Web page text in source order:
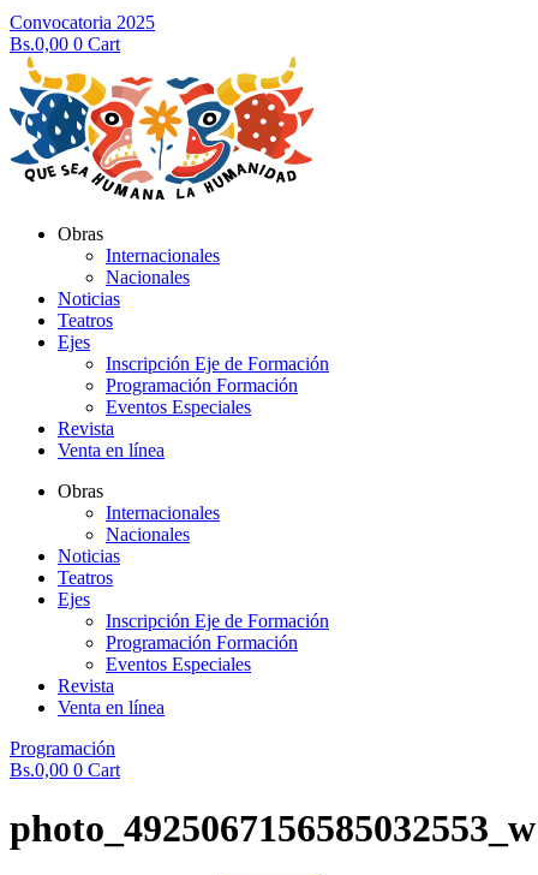
Convocatoria 2025
Bs.0,00 0 Cart
Obras
Internacionales
Nacionales
Noticias
Teatros
Ejes
Inscripción Eje de Formación
Programación Formación
Eventos Especiales
Revista
Venta en línea
Obras
Internacionales
Nacionales
Noticias
Teatros
Ejes
Inscripción Eje de Formación
Programación Formación
Eventos Especiales
Revista
Venta en línea
Programación
Bs.0,00 0 Cart
photo_4925067156585032553_w